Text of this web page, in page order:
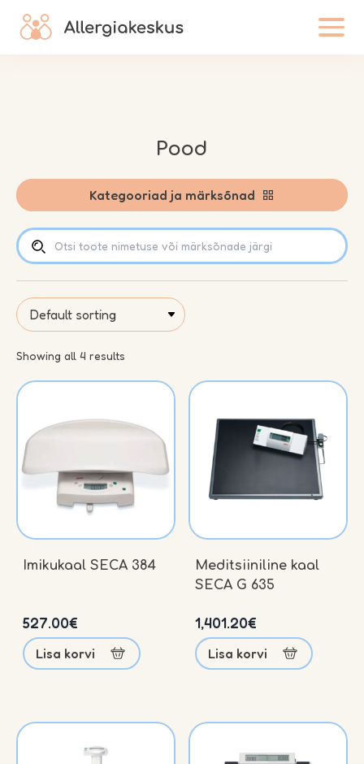
Pood
Kategooriad ja märksõnad
Otsi
toodet:
Showing all 4 results
Imikukaal SECA 384
Lisa korvi
527.00€
Meditsiiniline kaal
SECA G 635
Lisa korvi
1,401.20€